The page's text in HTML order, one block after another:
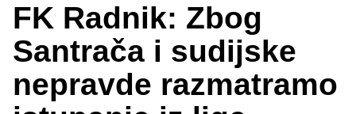
FK Radnik: Zbog
Santrača i sudijske
nepravde razmatramo